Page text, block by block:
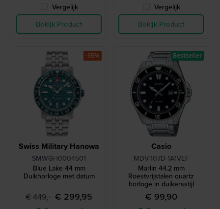
Vergelijk
Bekijk Product
Vergelijk
Bekijk Product
Swiss Military Hanowa
SMWGH0004501
Blue Lake 44 mm
Duikhorloge met datum
€ 449,- € 299,95
-35%
Casio
MDV-107D-1A1VEF
Marlin 44.2 mm
Roestvrijstalen quartz
horloge in duikersstijl
€ 99,90
Bestseller